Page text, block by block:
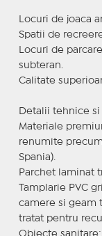
Locuri de joaca
Spatii de
Locuri de
subteran.
Calitate
Detalii tehnice si
Materiale
renumite precum
Spania).
Parchet laminat
Tamplarie PVC
camere si geam
tratat pentru
Obiecte